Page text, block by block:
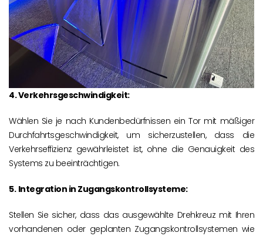
4. Verkehrsgeschwindigkeit:
Wählen Sie je nach Kundenbedürfnissen ein Tor mit mäßiger
Durchfahrtsgeschwindigkeit, um sicherzustellen, dass die
Verkehrseffizienz gewährleistet ist, ohne die Genauigkeit des
Systems zu beeinträchtigen.
5. Integration in Zugangskontrollsysteme:
Stellen Sie sicher, dass das ausgewählte Drehkreuz mit Ihren
vorhandenen oder geplanten Zugangskontrollsystemen wie